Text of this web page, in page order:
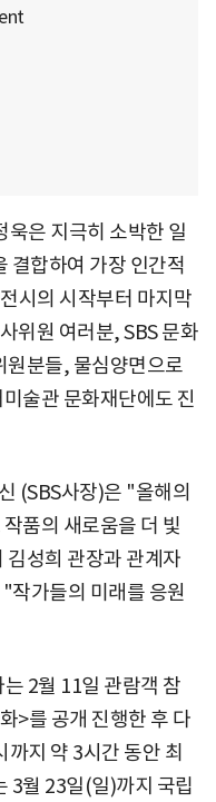
은 지극히 소박한 일
결합하여 가장 인간적
시의 시작부터 마지막
위원 여러분, SBS 문화
원분들, 물심양면으로
술관 문화재단에도 진
(SBS사장)은 "올해의
품의 새로움을 더 빛
성희 관장과 관계자
작가들의 미래를 응원
2월 11일 관람객 참
>를 공개 진행한 후 다
지 약 3시간 동안 최
3월 23일(일)까지 국립